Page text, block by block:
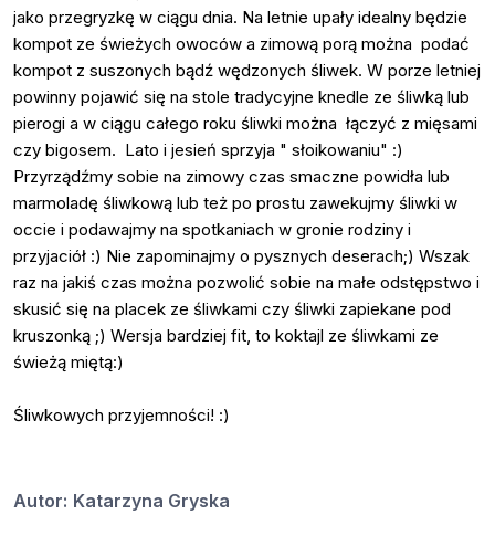
jako przegryzkę w ciągu dnia. Na letnie upały idealny będzie
kompot ze świeżych owoców a zimową porą można podać
kompot z suszonych bądź wędzonych śliwek. W porze letniej
powinny pojawić się na stole tradycyjne knedle ze śliwką lub
pierogi a w ciągu całego roku śliwki można łączyć z mięsami
czy bigosem. Lato i jesień sprzyja " słoikowaniu" :)
Przyrządźmy sobie na zimowy czas smaczne powidła lub
marmoladę śliwkową lub też po prostu zawekujmy śliwki w
occie i podawajmy na spotkaniach w gronie rodziny i
przyjaciół :) Nie zapominajmy o pysznych deserach;) Wszak
raz na jakiś czas można pozwolić sobie na małe odstępstwo i
skusić się na placek ze śliwkami czy śliwki zapiekane pod
kruszonką ;) Wersja bardziej fit, to koktajl ze śliwkami ze
świeżą miętą:)
Śliwkowych przyjemności! :)
Autor: Katarzyna Gryska